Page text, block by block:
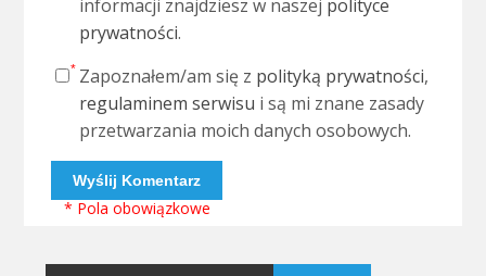
informacji znajdziesz w naszej polityce
prywatności.
Zapoznałem/am się z polityką prywatności,
regulaminem serwisu i są mi znane zasady
przetwarzania moich danych osobowych.